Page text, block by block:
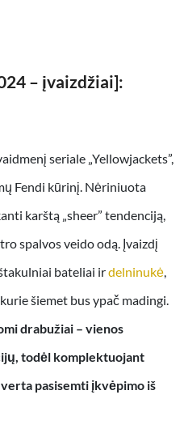
– įvaizdžiai]:
seriale „Yellowjackets”,
Fendi kūrinį. Nėriniuota
karštą „sheer” tendenciją,
spalvos veido odą. Įvaizdį
bateliai irdelninukė,
šiemet bus ypač madingi.
drabužiai – vienos
todėl komplektuojant
pasisemti įkvėpimo iš